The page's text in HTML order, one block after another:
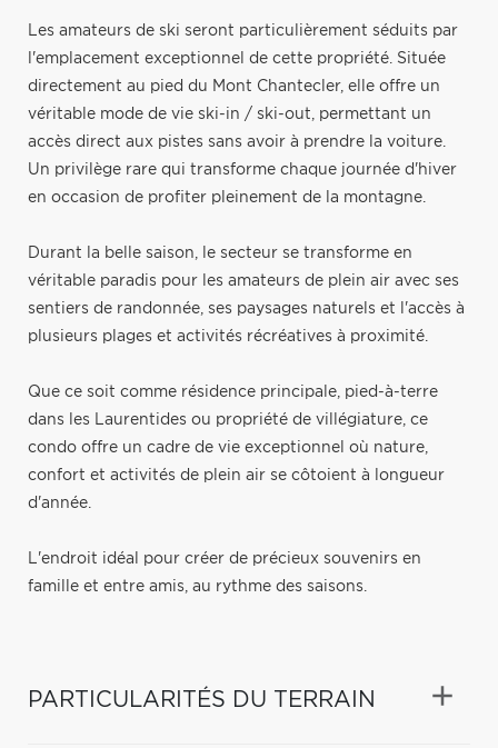
Les amateurs de ski seront particulièrement séduits par
l'emplacement exceptionnel de cette propriété. Située
directement au pied du Mont Chantecler, elle offre un
véritable mode de vie ski-in / ski-out, permettant un
accès direct aux pistes sans avoir à prendre la voiture.
Un privilège rare qui transforme chaque journée d'hiver
en occasion de profiter pleinement de la montagne.
Durant la belle saison, le secteur se transforme en
véritable paradis pour les amateurs de plein air avec ses
sentiers de randonnée, ses paysages naturels et l'accès à
plusieurs plages et activités récréatives à proximité.
Que ce soit comme résidence principale, pied-à-terre
dans les Laurentides ou propriété de villégiature, ce
condo offre un cadre de vie exceptionnel où nature,
confort et activités de plein air se côtoient à longueur
d'année.
L'endroit idéal pour créer de précieux souvenirs en
famille et entre amis, au rythme des saisons.
PARTICULARITÉS DU TERRAIN